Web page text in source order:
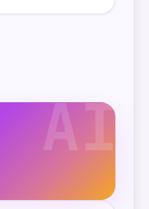
AI